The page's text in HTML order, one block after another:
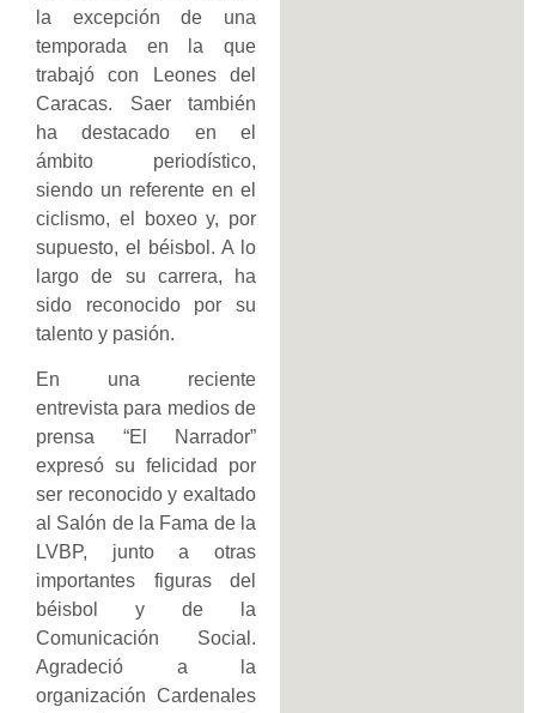
la excepción de una
temporada en la que
trabajó con Leones del
Caracas. Saer también
ha destacado en el
ámbito periodístico,
siendo un referente en el
ciclismo, el boxeo y, por
supuesto, el béisbol. A lo
largo de su carrera, ha
sido reconocido por su
talento y pasión.
En una reciente
entrevista para medios de
prensa “El Narrador”
expresó su felicidad por
ser reconocido y exaltado
al Salón de la Fama de la
LVBP, junto a otras
importantes figuras del
béisbol y de la
Comunicación Social.
Agradeció a la
organización Cardenales